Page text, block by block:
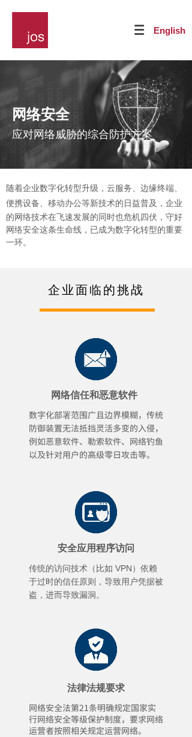
English
网络安全
应对网络威胁的综合防护方案
随着企业数字化转型升级，云服务、边缘终端、
便携设备、移动办公等新技术的日益普及， 企业
的网络技术在飞速发展的同时也危机四伏，守好
网络安全这条生命线，已成为数字化转型的重要
一环。
网络信任和恶意软件
企业面临的挑战
法律法规要求
网络安全法第21条明确规定国家实
行网络安全等级保护制度，要求网络
运营者按照相关规定运营网络。
安全应用程序访问
传统的访问技术（比如 VPN）依赖
于过时的信任原则，导致用户凭据被
盗，进而导致漏洞。
数字化部署范围广且边界模糊，传统
防御装置无法抵挡灵活多变的入侵，
例如恶意软件、勒索软件、网络钓鱼
以及针对用户的高级零日攻击等。